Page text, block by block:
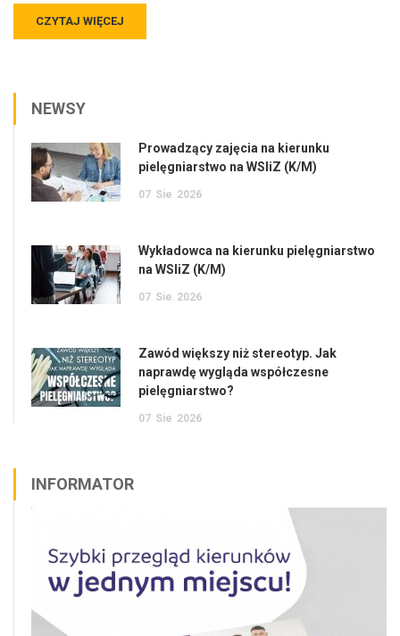
CZYTAJ WIĘCEJ
NEWSY
Prowadzący zajęcia na kierunku
pielęgniarstwo na WSIiZ (K/M)
07 Sie 2026
Wykładowca na kierunku pielęgniarstwo
na WSIiZ (K/M)
07 Sie 2026
Zawód większy niż stereotyp. Jak
naprawdę wygląda współczesne
pielęgniarstwo?
07 Sie 2026
INFORMATOR